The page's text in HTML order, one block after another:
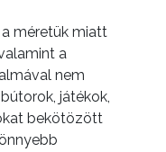
méretük miatt
a
nem
játékok,
bekötözött